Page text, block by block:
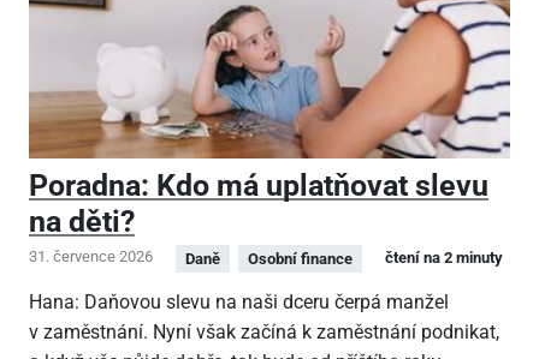
Poradna: Kdo má uplatňovat slevu
na děti?
31. července 2026 Daně Osobní finance čtení na 2 minuty
Hana: Daňovou slevu na naši dceru čerpá manžel
v zaměstnání. Nyní však začíná k zaměstnání podnikat,